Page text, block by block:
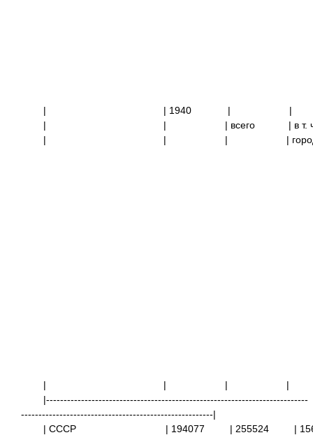
| | 1940 |
| |
| всего | в
| |
| |
| | |
|---------------------------------------------------------------------------
-------------------------------------------------------|
| СССР | 194077
| 255524 |